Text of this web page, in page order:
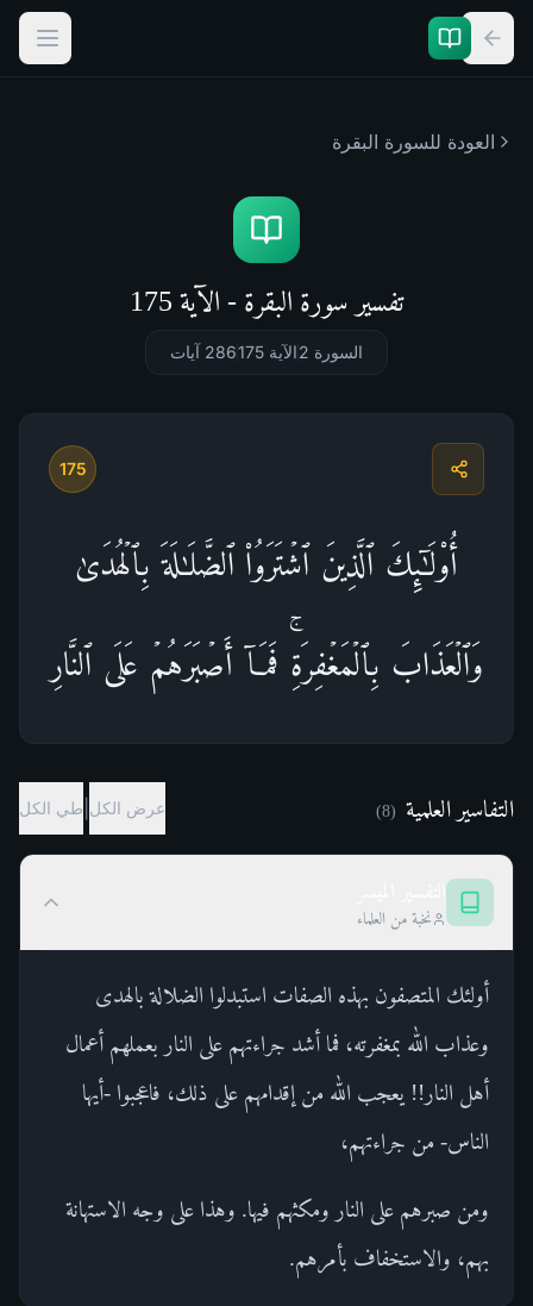
العودة للسورة البقرة
تفسير سورة البقرة - الآية 175
السورة 2 الآية 175 286 آيات
175
أُو۟لَـٰۤىِٕكَ ٱلَّذِینَ ٱشۡتَرَوُا۟ ٱلضَّلَـٰلَةَ بِٱلۡهُدَىٰ
وَٱلۡعَذَابَ بِٱلۡمَغۡفِرَةِۚ فَمَاۤ أَصۡبَرَهُمۡ عَلَى ٱلنَّارِ
التفاسير العلمية (
8
) عرض الكل طي الكل
نخبة من العلماء
أولئك المتصفون بهذه الصفات استبدلوا الضلالة بالهدى
وعذاب الله بمغفرته، فما أشد جراءتهم على النار بعملهم أعمال
أهل النار!! يعجب الله من إقدامهم على ذلك، فاعجبوا -أيها
الناس- من جراءتهم،
ومن صبرهم على النار ومكثهم فيها. وهذا على وجه الاستهانة
بهم، والاستخفاف بأمرهم.